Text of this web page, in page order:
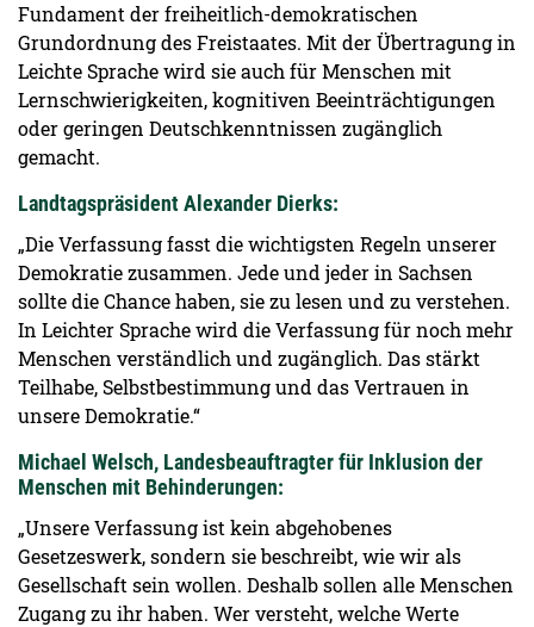
Fundament der freiheitlich-demokratischen
Grundordnung des Freistaates. Mit der Übertragung in
Leichte Sprache wird sie auch für Menschen mit
Lernschwierigkeiten, kognitiven Beeinträchtigungen
oder geringen Deutschkenntnissen zugänglich
gemacht.
Landtagspräsident Alexander Dierks:
„Die Verfassung fasst die wichtigsten Regeln unserer
Demokratie zusammen. Jede und jeder in Sachsen
sollte die Chance haben, sie zu lesen und zu verstehen.
In Leichter Sprache wird die Verfassung für noch mehr
Menschen verständlich und zugänglich. Das stärkt
Teilhabe, Selbstbestimmung und das Vertrauen in
unsere Demokratie.“
Michael Welsch, Landesbeauftragter für Inklusion der
Menschen mit Behinderungen:
„Unsere Verfassung ist kein abgehobenes
Gesetzeswerk, sondern sie beschreibt, wie wir als
Gesellschaft sein wollen. Deshalb sollen alle Menschen
Zugang zu ihr haben. Wer versteht, welche Werte